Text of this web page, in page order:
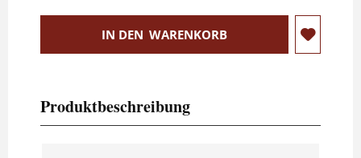
IN DEN WARENKORB
Produktbeschreibung